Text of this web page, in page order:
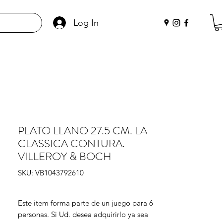
Log In
PLATO LLANO 27.5 CM. LA
CLASSICA CONTURA.
VILLEROY & BOCH
SKU: VB1043792610
Este item forma parte de un juego para 6
personas. Si Ud. desea adquirirlo ya sea